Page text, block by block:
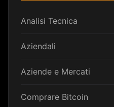
Analisi Tecnica
Aziendali
Aziende e Mercati
Comprare Bitcoin